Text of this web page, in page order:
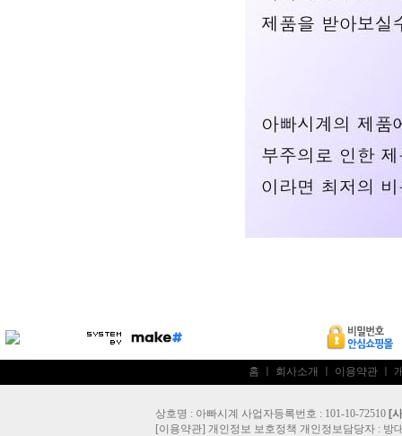
홈 회사소개 이용약관
상호명 : 아빠시계 사업자등록번호 : 101-10-72510 [
[이용약관] 개인정보 보호정책 개인정보담당자 : 방